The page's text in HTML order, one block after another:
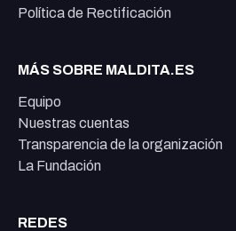
Política de Rectificación
MÁS SOBRE MALDITA.ES
Equipo
Nuestras cuentas
Transparencia de la organización
La Fundación
REDES